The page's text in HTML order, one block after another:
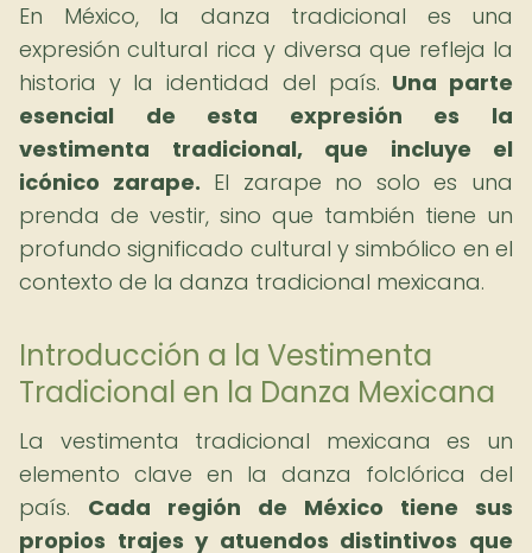
En México, la danza tradicional es una
expresión cultural rica y diversa que refleja la
historia y la identidad del país. Una parte
esencial de esta expresión es la
vestimenta tradicional, que incluye el
icónico zarape. El zarape no solo es una
prenda de vestir, sino que también tiene un
profundo significado cultural y simbólico en el
contexto de la danza tradicional mexicana.
Introducción a la Vestimenta
Tradicional en la Danza Mexicana
La vestimenta tradicional mexicana es un
elemento clave en la danza folclórica del
país. Cada región de México tiene sus
propios trajes y atuendos distintivos que